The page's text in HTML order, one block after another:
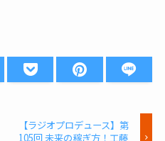
【ラジオプロデュース】第
105回 未来の稼ぎ方！工藤